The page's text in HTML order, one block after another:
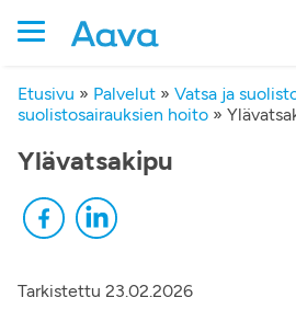
Etusivu » Palvelut » Vatsa ja
suolistosairauksien hoito »
Ylävatsakipu
Tarkistettu 23.02.2026